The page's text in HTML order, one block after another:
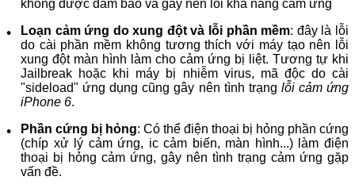
không được đảm bảo và gây nên lỗi khả năng cảm ứng
Loạn cảm ứng do xung đột và lỗi phần mềm: đây là lỗi
do cài phần mềm không tương thích với máy tạo nên lỗi
xung đột màn hình làm cho cảm ứng bị liệt. Tương tự khi
Jailbreak hoặc khi máy bị nhiễm virus, mã độc do cài
"sideload" ứng dụng cũng gây nên tình trạng lỗi cảm ứng
iPhone 6.
Phần cứng bị hỏng: Có thể điện thoại bị hỏng phần cứng
(chíp xử lý cảm ứng, ic cảm biến, màn hình...) làm điện
thoại bị hỏng cảm ứng, gây nên tình trạng cảm ứng gặp
vấn đề.